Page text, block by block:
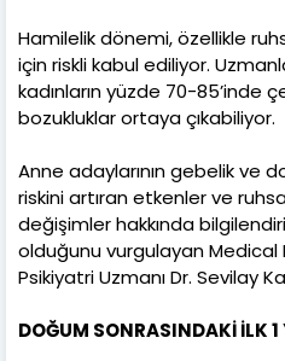
Hamilelik dönemi, özellikle
için riskli kabul ediliyor.
kadınların yüzde 70-85’inde
bozukluklar ortaya çıkabiliyor.
Anne adaylarının gebelik ve
riskini artıran etkenler ve
değişimler hakkında
olduğunu vurgulayan
Psikiyatri Uzmanı Dr. Sevilay
DOĞUM SONRASINDAKİ İLK 1